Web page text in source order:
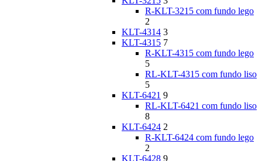
R-KLT-3215 com fundo lego
2
KLT-4314 3
KLT-4315 7
R-KLT-4315 com fundo lego
5
RL-KLT-4315 com fundo liso
5
KLT-6421 9
RL-KLT-6421 com fundo liso
8
KLT-6424 2
R-KLT-6424 com fundo lego
2
KLT-6428 9